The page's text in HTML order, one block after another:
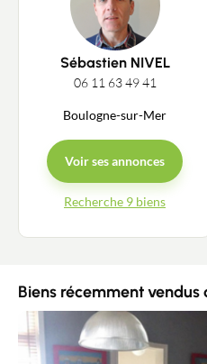
Sébastien NIVEL
06 11 63 49 41
Boulogne-sur-Mer
Voir ses annonces
Recherche 9 biens
Biens récemment vendus